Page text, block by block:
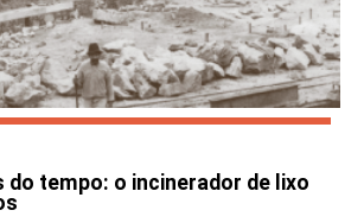
do tempo: o incinerador de lixo